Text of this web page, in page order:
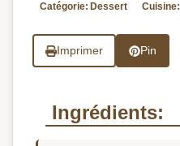
Catégorie: Dessert Cuisine:
Imprimer Pin
Ingrédients: